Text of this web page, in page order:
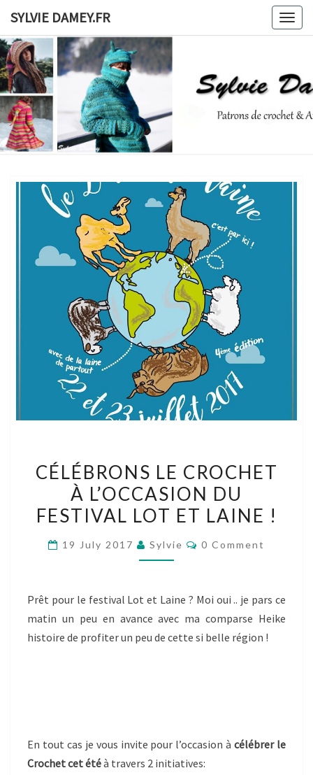
content
SYLVIE DAMEY.FR
SYLVIE
De
Crochet
Ateliers
LE
CROCHET
À
DU
ET
LAINE
!
CÉLÉBRONS LE CROCHET
À L’OCCASION DU
FESTIVAL LOT ET LAINE !
19 July 2017 Sylvie Comments
0 Comment
Prêt pour le festival Lot et Laine ? Moi oui .. je pars ce
matin un peu en avance avec ma comparse Heike
histoire de profiter un peu de cette si belle région !
En tout cas je vous invite pour l’occasion àcélébrer le
Crochet cet étéà travers 2 initiatives: